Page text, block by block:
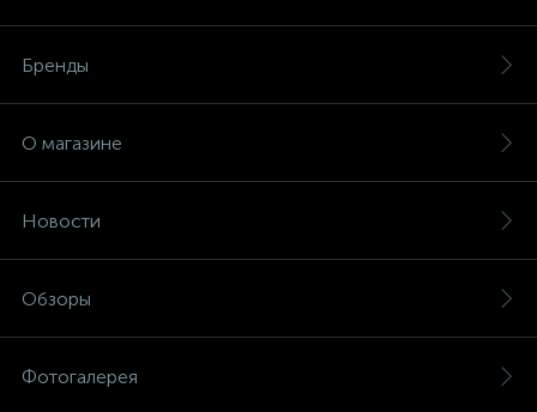
Бренды
О магазине
Новости
Обзоры
Фотогалерея